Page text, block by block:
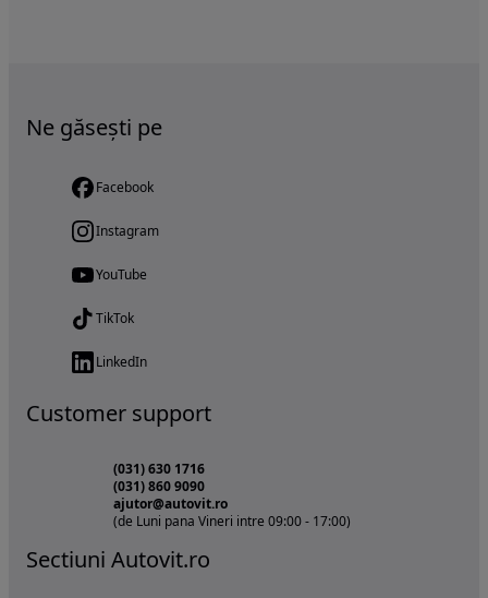
Ne găsești pe
Facebook
Instagram
YouTube
TikTok
LinkedIn
Customer support
(031) 630 1716
(031) 860 9090
ajutor@autovit.ro
(de Luni pana Vineri intre 09:00 - 17:00)
Sectiuni Autovit.ro